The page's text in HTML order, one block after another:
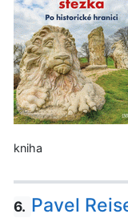
kniha
6. Pavel